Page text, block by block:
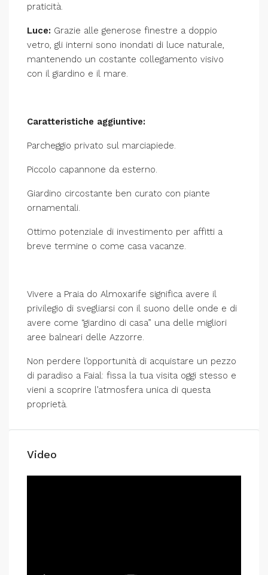
praticità.
Luce: Grazie alle generose finestre a doppio
vetro, gli interni sono inondati di luce naturale,
mantenendo un costante collegamento visivo
con il giardino e il mare.
Caratteristiche aggiuntive:
Parcheggio privato sul marciapiede.
Piccolo capannone da esterno.
Giardino circostante ben curato con piante
ornamentali.
Ottimo potenziale di investimento per affitti a
breve termine o come casa vacanze.
Vivere a Praia do Almoxarife significa avere il
privilegio di svegliarsi con il suono delle onde e di
avere come “giardino di casa” una delle migliori
aree balneari delle Azzorre.
Non perdere l’opportunità di acquistare un pezzo
di paradiso a Faial: fissa la tua visita oggi stesso e
vieni a scoprire l’atmosfera unica di questa
proprietà.
Video